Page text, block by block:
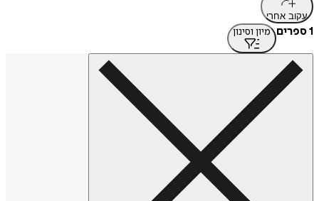
עקוב אחרי
1 ספרים מיון וסינון